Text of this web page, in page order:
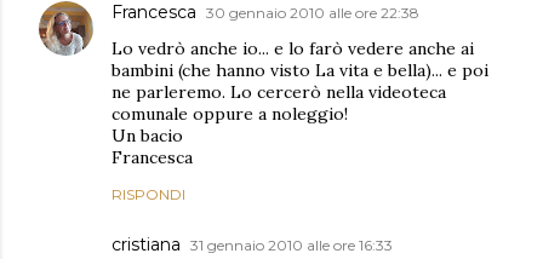
Francesca 30 gennaio 2010 alle ore 22:38
Lo vedrò anche io... e lo farò vedere anche ai
bambini (che hanno visto La vita e bella)... e poi
ne parleremo. Lo cercerò nella videoteca
comunale oppure a noleggio!
Un bacio
Francesca
RISPONDI
cristiana 31 gennaio 2010 alle ore 16:33